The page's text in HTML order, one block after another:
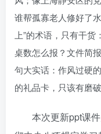
谁帮孤寡老人修好了
上”的术语，只有干
桌数怎么报？文件简
句大实话：作风过硬
的礼品卡，只该有磨
本次更新ppt课